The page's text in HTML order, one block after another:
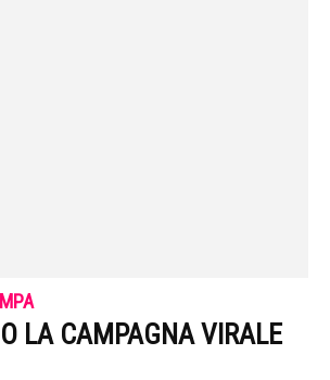
LA CAMPAGNA VIRALE